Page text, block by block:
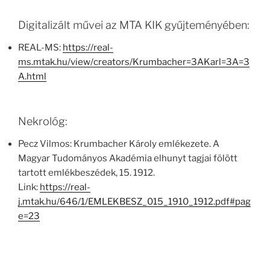
Digitalizált művei az MTA KIK gyűjteményében:
REAL-MS: https://real-
ms.mtak.hu/view/creators/Krumbacher=3AKarl=3A=3
A.html
Nekrológ:
Pecz Vilmos: Krumbacher Károly emlékezete. A
Magyar Tudományos Akadémia elhunyt tagjai fölött
tartott emlékbeszédek, 15. 1912.
Link: https://real-
j.mtak.hu/646/1/EMLEKBESZ_015_1910_1912.pdf#pag
e=23